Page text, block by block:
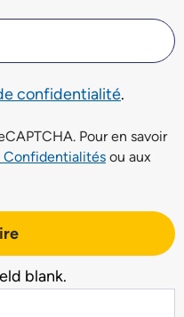
confidentialité.
Pour en savoir
Confidentialités ou aux
blank.